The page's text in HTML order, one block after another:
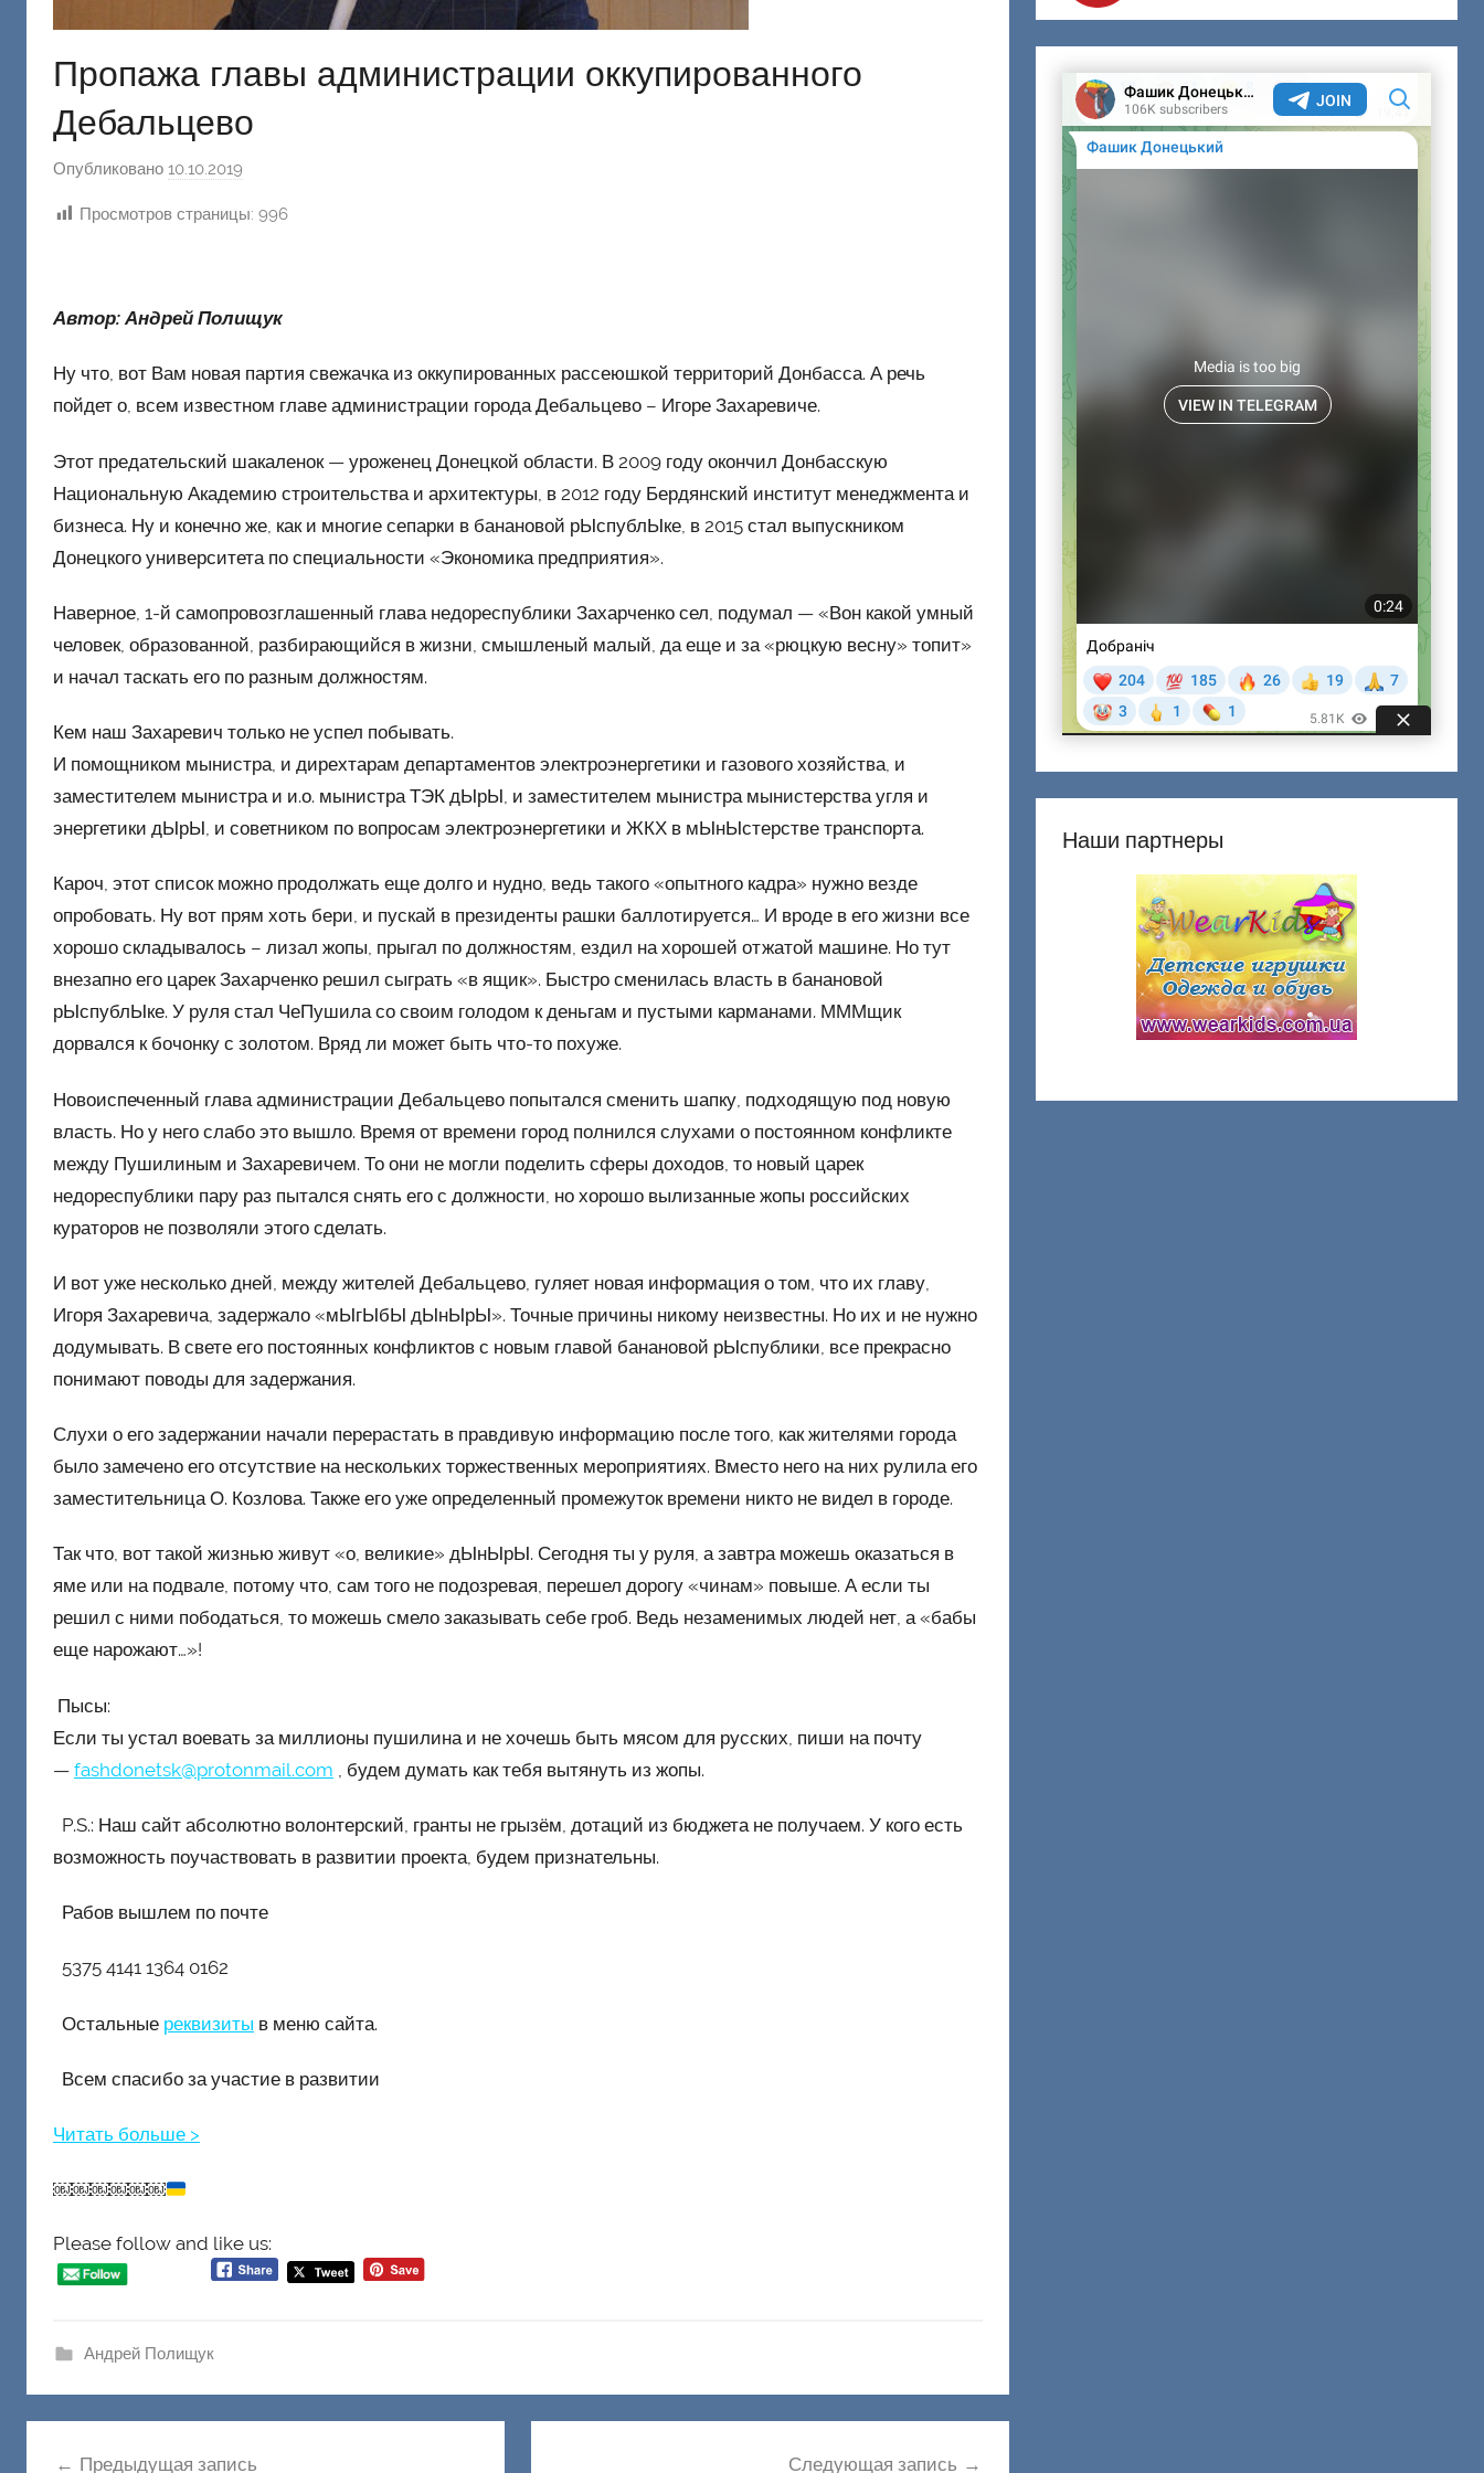
Пропажа главы администрации оккупированного
Дебальцево
Опубликовано 10.10.2019
т
о
Ф
а
и
н
к
и
Просмотров страницы: 996
Автор: Андрей Полищук
Ну что, вот Вам новая партия свежачка из оккупированных рассеюшкой территорий Донбасса. А речь
пойдет о, всем известном главе администрации города Дебальцево – Игоре Захаревиче.
Этот предательский шакаленок — уроженец Донецкой области. В 2009 году окончил Донбасскую
Национальную Академию строительства и архитектуры, в 2012 году Бердянский институт менеджмента и
бизнеса. Ну и конечно же, как и многие сепарки в банановой рЫспублЫке, в 2015 стал выпускником
Донецкого университета по специальности «Экономика предприятия».
Наверное, 1-й самопровозглашенный глава недореспублики Захарченко сел, подумал — «Вон какой умный
человек, образованной, разбирающийся в жизни, смышленый малый, да еще и за «рюцкую весну» топит»
и начал таскать его по разным должностям.
Кем наш Захаревич только не успел побывать.
И помощником мынистра, и дирехтарам департаментов электроэнергетики и газового хозяйства, и
заместителем мынистра и и.о. мынистра ТЭК дЫрЫ, и заместителем мынистра мынистерства угля и
энергетики дЫрЫ, и советником по вопросам электроэнергетики и ЖКХ в мЫнЫстерстве транспорта.
Кароч, этот список можно продолжать еще долго и нудно, ведь такого «опытного кадра» нужно везде
опробовать. Ну вот прям хоть бери, и пускай в президенты рашки баллотируется… И вроде в его жизни все
хорошо складывалось – лизал жопы, прыгал по должностям, ездил на хорошей отжатой машине. Но тут
внезапно его царек Захарченко решил сыграть «в ящик». Быстро сменилась власть в банановой
рЫспублЫке. У руля стал ЧеПушила со своим голодом к деньгам и пустыми карманами. МММщик
дорвался к бочонку с золотом. Вряд ли может быть что-то похуже.
Новоиспеченный глава администрации Дебальцево попытался сменить шапку, подходящую под новую
власть. Но у него слабо это вышло. Время от времени город полнился слухами о постоянном конфликте
между Пушилиным и Захаревичем. То они не могли поделить сферы доходов, то новый царек
недореспублики пару раз пытался снять его с должности, но хорошо вылизанные жопы российских
кураторов не позволяли этого сделать.
И вот уже несколько дней, между жителей Дебальцево, гуляет новая информация о том, что их главу,
Игоря Захаревича, задержало «мЫгЫбЫ дЫнЫрЫ». Точные причины никому неизвестны. Но их и не нужно
додумывать. В свете его постоянных конфликтов с новым главой банановой рЫспублики, все прекрасно
понимают поводы для задержания.
Слухи о его задержании начали перерастать в правдивую информацию после того, как жителями города
было замечено его отсутствие на нескольких торжественных мероприятиях. Вместо него на них рулила его
заместительница О. Козлова. Также его уже определенный промежуток времени никто не видел в городе.
Так что, вот такой жизнью живут «о, великие» дЫнЫрЫ. Сегодня ты у руля, а завтра можешь оказаться в
яме или на подвале, потому что, сам того не подозревая, перешел дорогу «чинам» повыше. А если ты
решил с ними пободаться, то можешь смело заказывать себе гроб. Ведь незаменимых людей нет, а «бабы
еще нарожают…»!
Пысы:
Если ты устал воевать за миллионы пушилина и не хочешь быть мясом для русских, пиши на почту
— fashdonetsk@protonmail.com , будем думать как тебя вытянуть из жопы.
P.S.: Наш сайт абсолютно волонтерский, гранты не грызём, дотаций из бюджета не получаем. У кого есть
возможность поучаствовать в развитии проекта, будем признательны.
Рабов вышлем по почте
5375 4141 1364 0162
Остальные реквизиты в меню сайта.
Всем спасибо за участие в развитии
Читать больше >
￼￼￼￼￼￼
Please follow and like us:
Андрей Полищук
Предыдущая запись Следующая запись
Наши партнеры